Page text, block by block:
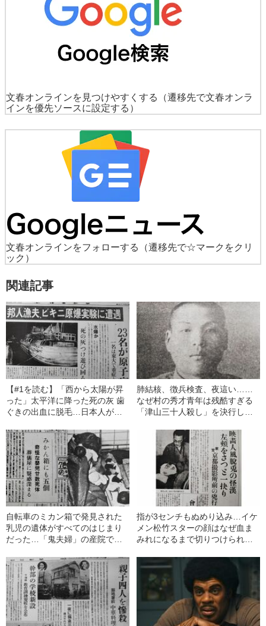
文春オンラインを見つけやすくする
（遷移先で文春オンラ
インを優先ソースに設定する）
文春オンラインをフォローする
（遷移先で☆マークをクリ
ック）
関連記事
【#1を読む】「西から太陽が昇
った」太平洋に降った死の灰 歯
ぐきの出血に脱毛…日本人が核
肺結核、徴兵検査、夜這い……
なぜ村の秀才青年は残酷すぎる
「津山三十人殺し」を決行した
自転車のミカン箱で発見された
乳児の遺体がすべてのはじまり
だった…「鬼夫婦」の産院で何
指が3センチもぬめり込み…イケ
メン松竹スターの顔はなぜ血ま
みれになるまで切りつけられた